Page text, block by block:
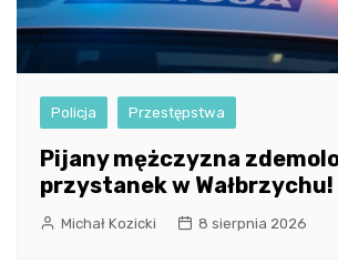
Policja Przestępstwa
Pijany mężczyzna
przystanek w Wałbrzychu!
Michał Kozicki 8 sierpnia 2026